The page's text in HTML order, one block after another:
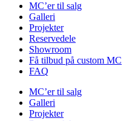
MC’er til salg
Galleri
Projekter
Reservedele
Showroom
Få tilbud på custom MC
FAQ
MC’er til salg
Galleri
Projekter